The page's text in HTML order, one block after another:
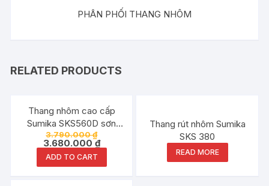
PHÂN PHỐI THANG NHÔM
RELATED PRODUCTS
Đang ưu đãi!
Thang nhôm cao cấp
Sumika SKS560D sơn
tĩnh điện
3.790.000₫
3.680.000₫
ADD TO CART
Thang rút nhôm Sumika
SKS 380
READ MORE